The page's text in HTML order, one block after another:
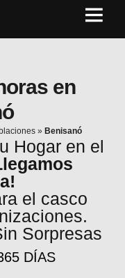
en
» Benisanó
Hogar en el
el casco
Sorpresas
DÍAS